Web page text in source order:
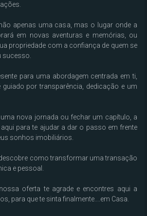
apenas uma casa, mas o lugar onde a
em novas aventuras e memórias, ou
propriedade com a confiança de quem se
sucesso.
para uma abordagem centrada em ti,
por transparência, dedicação e um
nova jornada ou fechar um capítulo, a
aqui para te ajudar a dar o passo em frente
sonhos imobiliários.
como transformar uma transação
e pessoal.
oferta te agrade e encontres aqui a
para que te sinta finalmente....em Casa.